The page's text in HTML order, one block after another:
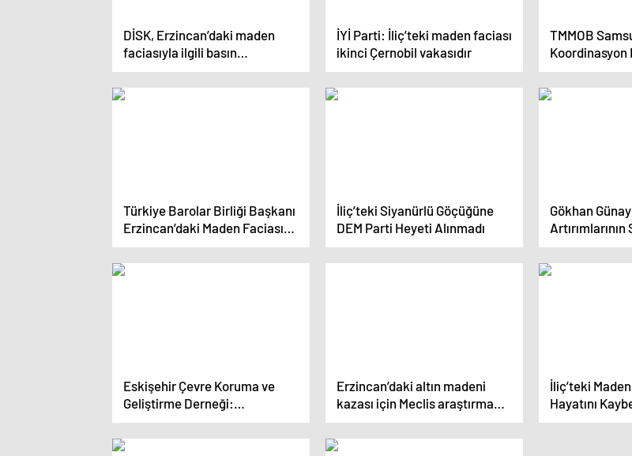
DİSK, Erzincan’daki maden
faciasıyla ilgili basın
açıklaması yaptı
İYİ Parti: İliç’teki maden faciası
ikinci Çernobil vakasıdır
TMMOB
Koordinasyon
Kompleks
derhal
Türkiye Barolar Birliği Başkanı
Erzincan’daki Maden Faciasını
Ziyaret Etti
İliç’teki Siyanürlü Göçüğüne
DEM Parti Heyeti Alınmadı
Gökhan
Orada O
Gelmiştir.
Eskişehir Çevre Koruma ve
Geliştirme Derneği:
‘Kaymaz’da da aynı katliam
yaşanacak’
Erzincan’daki altın madeni
kazası için Meclis araştırma
komisyonu kurulması önerildi
İliç’teki
Hayatını